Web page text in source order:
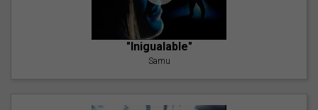
"Inigualable"
Samu